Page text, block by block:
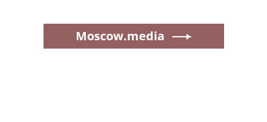
Moscow.media